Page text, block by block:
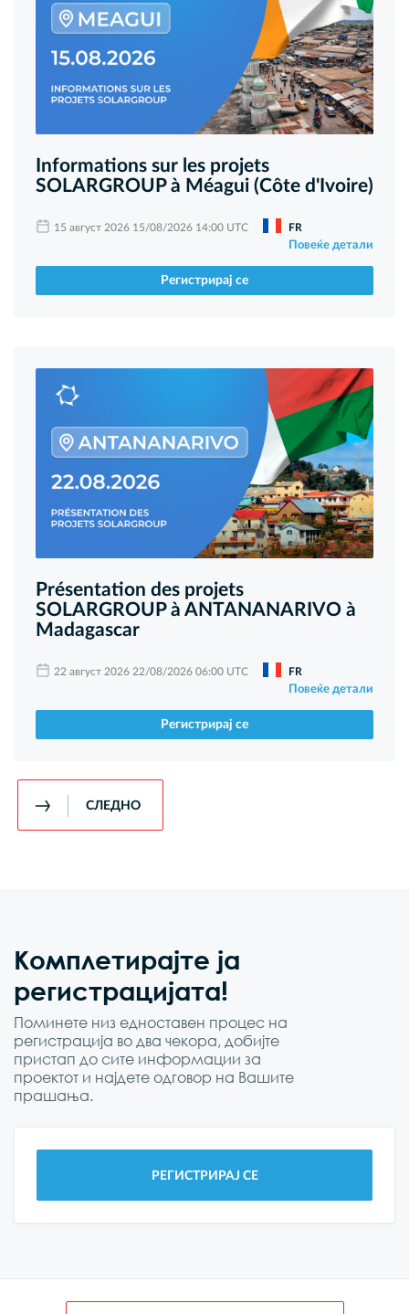
Informations sur les projets
SOLARGROUP à Méagui (Côte d'Ivoire)
15 август 2026 15/08/2026 14:00 UTC FR
Повеќе детали
Регистрирај се
Présentation des projets
SOLARGROUP à ANTANANARIVO à
Madagascar
22 август 2026 22/08/2026 06:00 UTC FR
Повеќе детали
Регистрирај се
СЛЕДНО
Комплетирајте ја
регистрацијата!
Поминете низ едноставен процес на
регистрација во два чекора, добијте
пристап до сите информации за
проектот и најдете одговор на Вашите
прашања.
РЕГИСТРИРАЈ СЕ